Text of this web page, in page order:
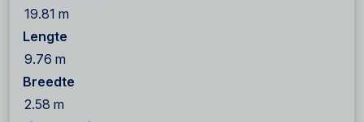
19.81 m
Lengte
9.76 m
Breedte
2.58 m